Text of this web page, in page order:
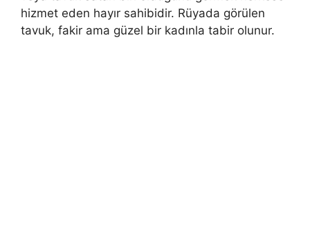
hizmet eden hayır sahibidir. Rüyada görülen
tavuk, fakir ama güzel bir kadınla tabir olunur.